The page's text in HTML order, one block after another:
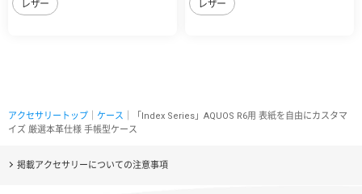
レザー レザー
アクセサリートップ ケース ｜「Index Series」AQUOS R6用 表紙を自由にカスタマ
イズ 厳選本革仕様 手帳型ケース
掲載アクセサリーについての注意事項